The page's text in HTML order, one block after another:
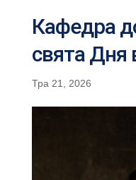
Кафедра
свята
Тра 21, 2026